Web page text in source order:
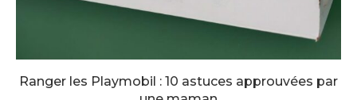
Ranger les Playmobil : 10 astuces approuvées par